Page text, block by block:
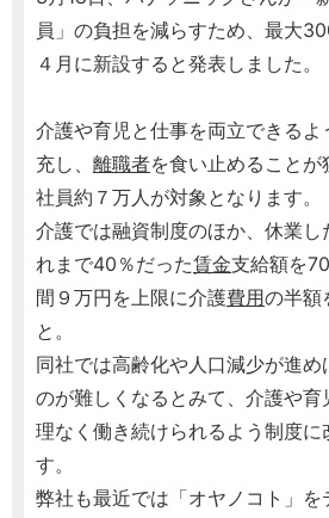
員」の負担を減らすため、最大
４月に新設すると発表しました。
介護や育児と仕事を両立できる
充し、 離職者を食い止めること
社員約７万人が対象となります。
介護では融資制度のほか、休業し
れまで40％だった賃金支給額を
間９万円を上限に介護費用の半額
と。
同社では高齢化や人口減少が進め
のが難しくなるとみて、介護や
理なく働き続けられるよう制度
す。
弊社も最近では「オヤノコト」を